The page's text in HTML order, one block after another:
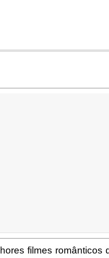
filmes românticos